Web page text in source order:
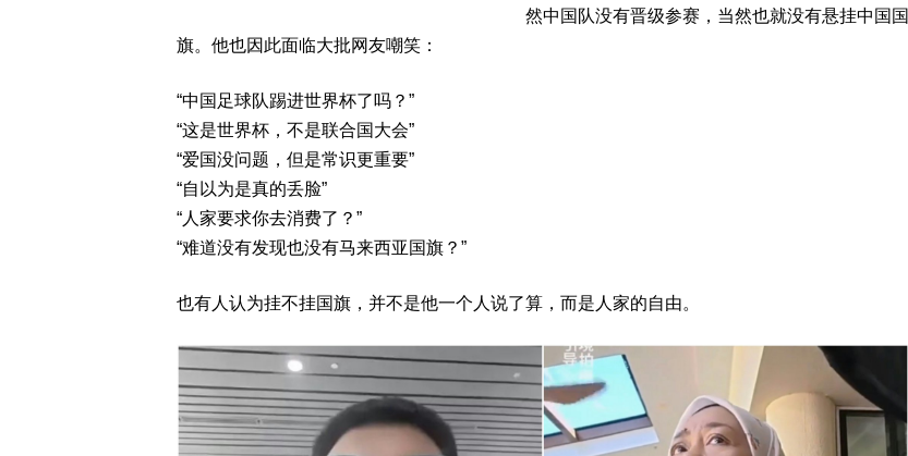
然中国队没有晋级参赛，当然也就没有悬挂中国国
旗。他也因此面临大批网友嘲笑：
“中国足球队踢进世界杯了吗？”
“这是世界杯，不是联合国大会”
“爱国没问题，但是常识更重要”
“自以为是真的丢脸”
“人家要求你去消费了？”
“难道没有发现也没有马来西亚国旗？”
也有人认为挂不挂国旗，并不是他一个人说了算，而是人家的自由。